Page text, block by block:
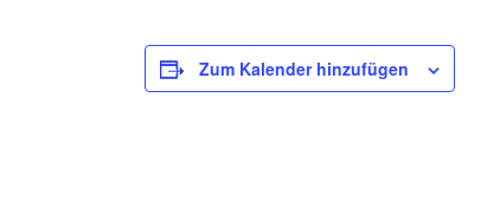
Zum Kalender hinzufügen